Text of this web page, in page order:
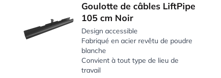
Goulotte de câbles LiftPipe
105 cm Noir
Design accessible
Fabriqué en acier revêtu de poudre
blanche
Convient à tout type de lieu de
travail